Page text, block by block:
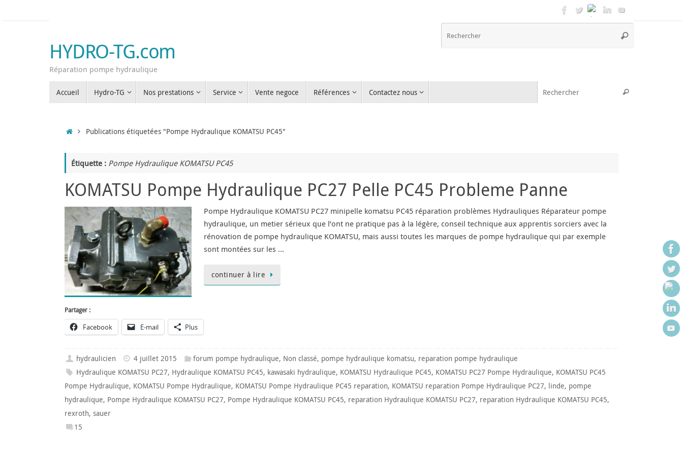
HYDRO-TG.com
Réparation pompe hydraulique
Rechercher
Accueil Hydro-TG Nos prestations Service Vente negoce Références Contactez nous Rechercher
AccueilPublications étiquetées "Pompe Hydraulique KOMATSU PC45"
Étiquette : Pompe Hydraulique KOMATSU PC45
KOMATSU Pompe Hydraulique PC27 Pelle PC45 Probleme Panne
Pompe Hydraulique KOMATSU PC27 minipelle komatsu PC45 réparation problèmes Hydrauliques Réparateur pompe
hydraulique, un metier sérieux que l’ont ne pratique pas à la légère, conseil technique aux apprentis sorciers avec la
rénovation de pompe hydraulique KOMATSU, mais aussi toutes les marques de pompe hydraulique qui par exemple
sont montées sur les …
continuer à lire
Partager :
Facebook E-mail Plus
hydraulicien 4 juillet 2015 forum pompe hydraulique, Non classé, pompe hydraulique komatsu, reparation pompe hydraulique
Hydraulique KOMATSU PC27, Hydraulique KOMATSU PC45, kawasaki hydraulique, KOMATSU Hydraulique PC45, KOMATSU PC27 Pompe Hydraulique, KOMATSU PC45
Pompe Hydraulique, KOMATSU Pompe Hydraulique, KOMATSU Pompe Hydraulique PC45 reparation, KOMATSU reparation Pompe Hydraulique PC27, linde, pompe
hydraulique, Pompe Hydraulique KOMATSU PC27, Pompe Hydraulique KOMATSU PC45, reparation Hydraulique KOMATSU PC27, reparation Hydraulique KOMATSU PC45,
rexroth, sauer
15